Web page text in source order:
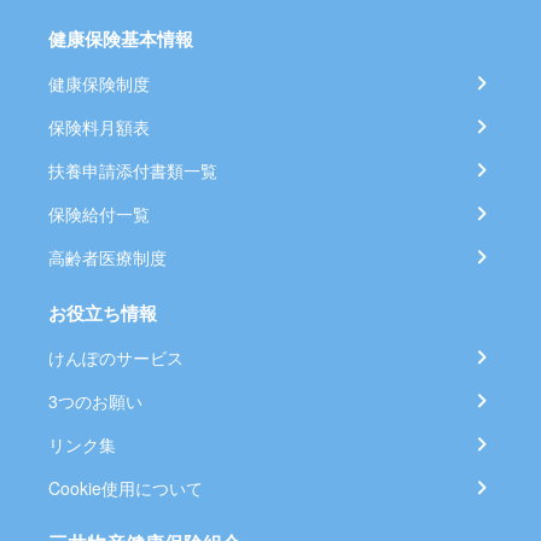
健康保険基本情報
健康保険制度
保険料月額表
扶養申請添付書類一覧
保険給付一覧
高齢者医療制度
お役立ち情報
けんぽのサービス
3つのお願い
リンク集
Cookie使用について